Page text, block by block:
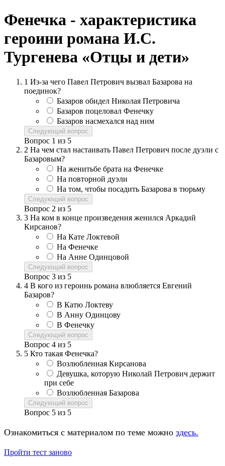
Фенечка - характеристика
героини романа И.С.
Тургенева «Отцы и дети»
1 Из-за чего Павел Петрович вызвал Базарова на
поединок?
Базаров обидел Николая Петровича
Базаров поцеловал Фенечку
Базаров насмехался над ним
Следующий вопрос
Вопрос 1 из 5
2 На чем стал настаивать Павел Петрович после дуэли с
Базаровым?
На женитьбе брата на Фенечке
На повторной дуэли
На том, чтобы посадить Базарова в тюрьму
Следующий вопрос
Вопрос 2 из 5
3 На ком в конце произведения женился Аркадий
Кирсанов?
На Кате Локтевой
На Фенечке
На Анне Одинцовой
Следующий вопрос
Вопрос 3 из 5
4 В кого из героинь романа влюбляется Евгений
Базаров?
В Катю Локтеву
В Анну Одинцову
В Фенечку
Следующий вопрос
Вопрос 4 из 5
5 Кто такая Фенечка?
Возлюбленная Кирсанова
Девушка, которую Николай Петрович держит
при себе
Возлюбленная Базарова
Следующий вопрос
Вопрос 5 из 5
Ознакомиться с материалом по теме можно здесь.
Пройти тест заново